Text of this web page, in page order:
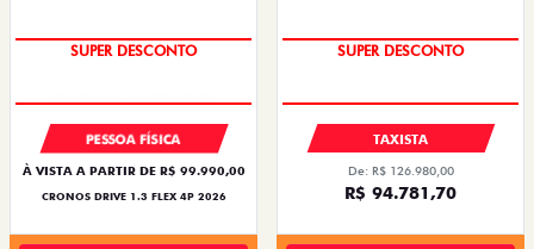
SUPER DESCONTO
PESSOA FÍSICA
À VISTA A PARTIR DE R$ 99.990,00
CRONOS DRIVE 1.3 FLEX 4P 2026
SUPER DESCONTO
TAXISTA
De: R$ 126.980,00
R$ 94.781,70